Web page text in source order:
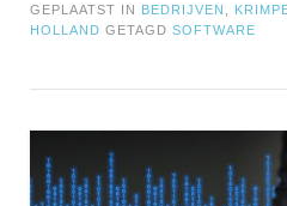
GEPLAATST IN BEDRIJVEN
HOLLAND GETAGD SOFTWARE